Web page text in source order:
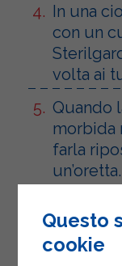
In una
con un
volta ai
Quando
morbida
farla
un’oretta.
Privare
tagliarle
Questo
cookie